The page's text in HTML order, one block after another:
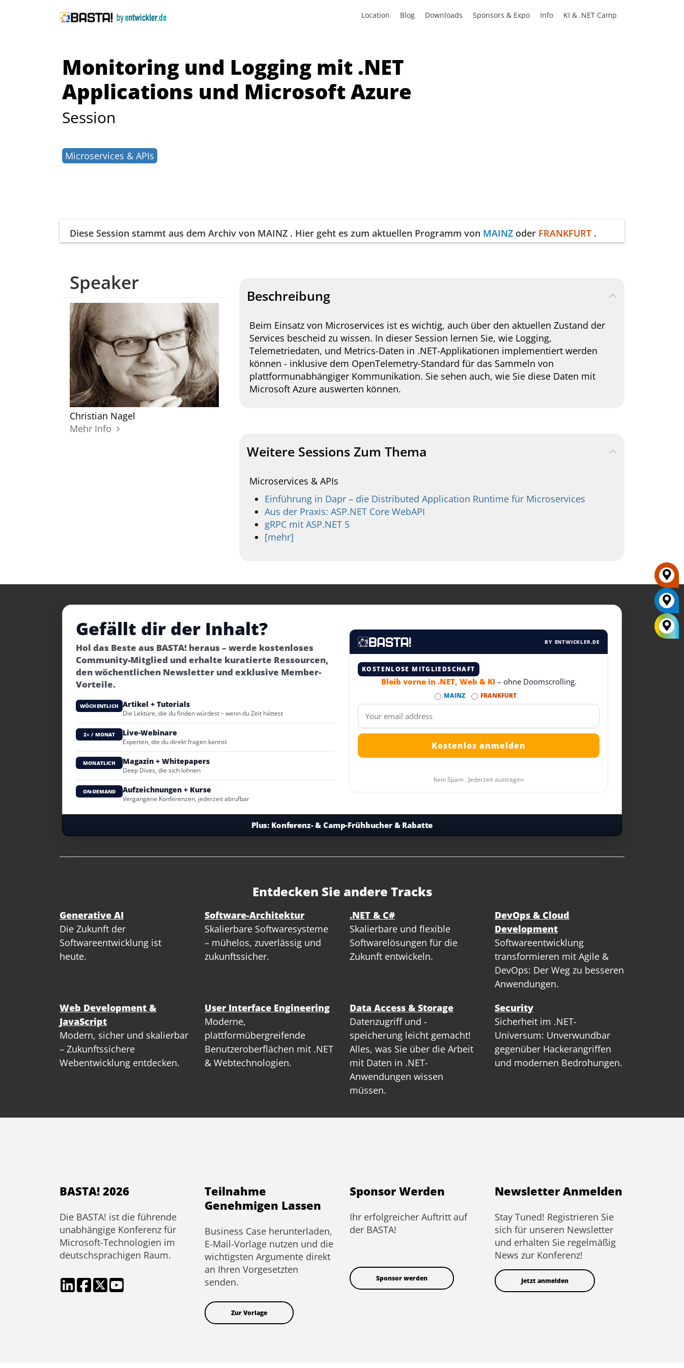
Location Blog Downloads Sponsors & Expo Info KI & .NET Camp
Monitoring und Logging mit .NET
Applications und Microsoft Azure
Session
Microservices & APIs
Diese Session stammt aus dem Archiv von MAINZ . Hier geht es zum aktuellen Programm von MAINZ oder FRANKFURT .
Speaker
Christian Nagel
Mehr Info
Beschreibung
Beim Einsatz von Microservices ist es wichtig, auch über den aktuellen Zustand der
Services bescheid zu wissen. In dieser Session lernen Sie, wie Logging,
Telemetriedaten, und Metrics-Daten in .NET-Applikationen implementiert werden
können - inklusive dem OpenTelemetry-Standard für das Sammeln von
plattformunabhängiger Kommunikation. Sie sehen auch, wie Sie diese Daten mit
Microsoft Azure auswerten können.
Weitere Sessions Zum Thema
Microservices & APIs
Einführung in Dapr – die Distributed Application Runtime für Microservices
Aus der Praxis: ASP.NET Core WebAPI
gRPC mit ASP.NET 5
[mehr]
Gefällt dir der Inhalt?
Hol das Beste aus BASTA! heraus – werde kostenloses
Community-Mitglied und erhalte kuratierte Ressourcen,
den wöchentlichen Newsletter und exklusive Member-
Vorteile.
WÖCHENTLICH Artikel + Tutorials
Die Lektüre, die du finden würdest – wenn du Zeit hättest
2× / MONAT Live-Webinare
Experten, die du direkt fragen kannst
MONATLICH Magazin + Whitepapers
Deep Dives, die sich lohnen
ON-DEMAND Aufzeichnungen + Kurse
Vergangene Konferenzen, jederzeit abrufbar
BY ENTWICKLER.DE
KOSTENLOSE MITGLIEDSCHAFT
Bleib vorne in .NET, Web & KI – ohne Doomscrolling.
MAINZ FRANKFURT
Kein Spam . Jederzeit austragen
Plus: Konferenz- & Camp-Frühbucher & Rabatte
Entdecken Sie andere Tracks
Generative AI
Die Zukunft der
Softwareentwicklung ist
heute.
Software-Architektur
Skalierbare Softwaresysteme
– mühelos, zuverlässig und
zukunftssicher.
.NET & C#
Skalierbare und flexible
Softwarelösungen für die
Zukunft entwickeln.
DevOps & Cloud
Development
Softwareentwicklung
transformieren mit Agile &
DevOps: Der Weg zu besseren
Anwendungen.
Web Development &
JavaScript
Modern, sicher und skalierbar
– Zukunftssichere
Webentwicklung entdecken.
User Interface Engineering
Moderne,
plattformübergreifende
Benutzeroberflächen mit .NET
& Webtechnologien.
Data Access & Storage
Datenzugriff und -
speicherung leicht gemacht!
Alles, was Sie über die Arbeit
mit Daten in .NET-
Anwendungen wissen
müssen.
Security
Sicherheit im .NET-
Universum: Unverwundbar
gegenüber Hackerangriffen
und modernen Bedrohungen.
BASTA! 2026
Die BASTA! ist die führende
unabhängige Konferenz für
Microsoft-Technologien im
deutschsprachigen Raum.
Teilnahme
Genehmigen Lassen
Business Case herunterladen,
E-Mail-Vorlage nutzen und die
wichtigsten Argumente direkt
an Ihren Vorgesetzten
senden.
Zur Vorlage
Sponsor Werden
Ihr erfolgreicher Auftritt auf
der BASTA!
Sponsor werden
Newsletter Anmelden
Stay Tuned! Registrieren Sie
sich für unseren Newsletter
und erhalten Sie regelmäßig
News zur Konferenz!
Jetzt anmelden